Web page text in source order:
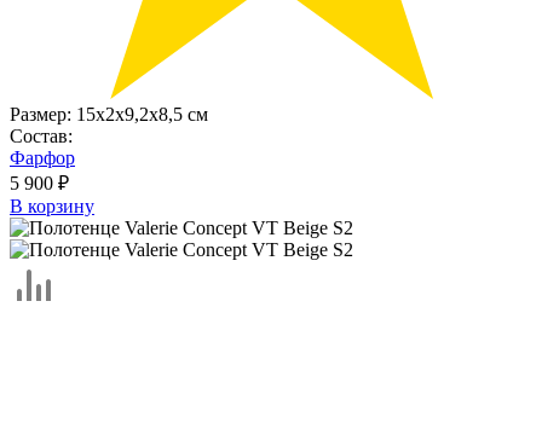
Размер: 15х2x9,2х8,5 см
Состав:
Фарфор
5 900 ₽
В корзину